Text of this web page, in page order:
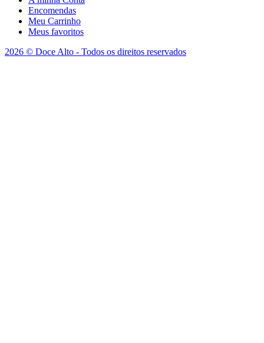
Encomendas
Meu Carrinho
Meus favoritos
2026 © Doce Alto - Todos os direitos reservados